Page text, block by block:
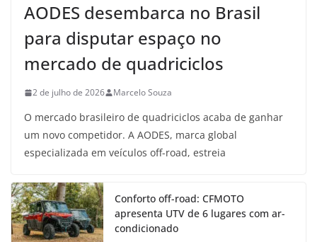
AODES desembarca no Brasil
para disputar espaço no
mercado de quadriciclos
2 de julho de 2026 Marcelo Souza
O mercado brasileiro de quadriciclos acaba de ganhar
um novo competidor. A AODES, marca global
especializada em veículos off-road, estreia
Conforto off-road: CFMOTO
apresenta UTV de 6 lugares com ar-
condicionado